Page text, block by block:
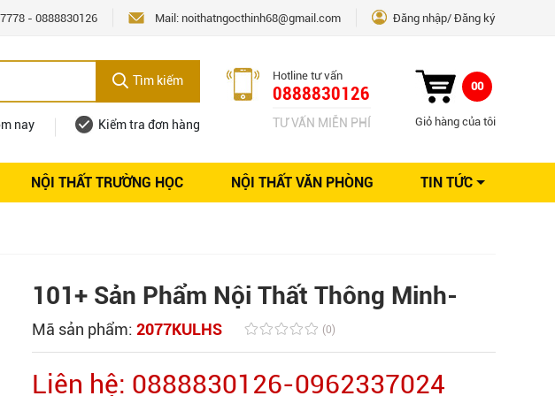
- 0888830126 Mail: noithatngocthinh68@gmail.com Đăng nhập Đăng ký
Tìm kiếm
nay Kiểm tra đơn hàng
Hotline tư vấn
0888830126
TƯ VẤN MIỄN PHÍ
00
Giỏ hàng của tôi
NỘI THẤT TRƯỜNG HỌC NỘI THẤT VĂN PHÒNG TIN TỨC
Giải pháp thiết kế
101+ Sản Phẩm Nội Thất Thông Minh-
Mã sản phẩm:2077KULHS (0)
Liên hệ: 0888830126-0962337024